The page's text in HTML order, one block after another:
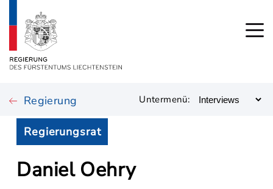
Regierung Untermenü:
Regierungsrat
Daniel Oehry